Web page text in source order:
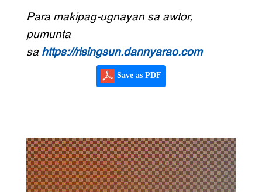
Para makipag-ugnayan sa awtor,
pumunta
sa https://risingsun.dannyarao.com
Save as PDF